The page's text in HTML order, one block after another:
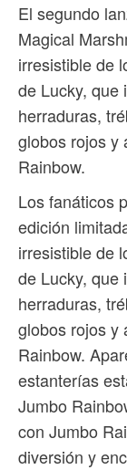
El segundo
Magical
irresistible de
de Lucky, que
herraduras,
globos rojos y
Rainbow.
Los fanáticos
edición
irresistible de
de Lucky, que
herraduras,
globos rojos y
Rainbow.
estanterías
Jumbo
con Jumbo
diversión y